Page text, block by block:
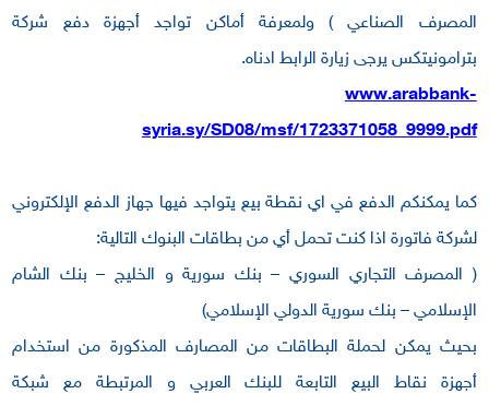
المصرف الصناعي ) ولمعرفة أماكن تواجد أجهزة دفع شركة
بترامونيتكس يرجى زيارة الرابط ادناه.
www.arabbank-
syria.sy/SD08/msf/1723371058_9999.pdf
كما يمكنكم الدفع في اي نقطة بيع يتواجد فيها جهاز الدفع الإلكتروني
لشركة فاتورة اذا كنت تحمل أي من بطاقات البنوك التالية:
( المصرف التجاري السوري – بنك سورية و الخليج – بنك الشام
الإسلامي – بنك سورية الدولي الإسلامي)
بحيث يمكن لحملة البطاقات من المصارف المذكورة من استخدام
أجهزة نقاط البيع التابعة للبنك العربي و المرتبطة مع شبكة